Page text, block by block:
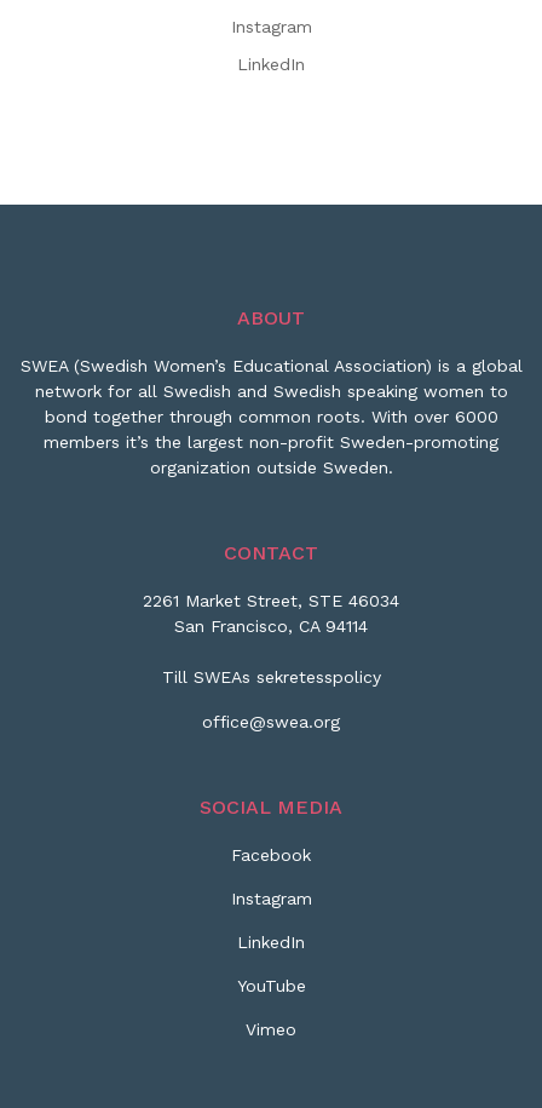
Instagram
LinkedIn
ABOUT
SWEA (Swedish Women’s Educational Association) is a global
network for all Swedish and Swedish speaking women to
bond together through common roots. With over 6000
members it’s the largest non-profit Sweden-promoting
organization outside Sweden.
CONTACT
2261 Market Street, STE 46034
San Francisco, CA 94114
Till SWEAs sekretesspolicy
office@swea.org
SOCIAL MEDIA
Facebook
Instagram
LinkedIn
YouTube
Vimeo